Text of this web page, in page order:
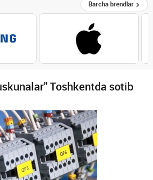
Barcha brendlar
Toshkentda sotib